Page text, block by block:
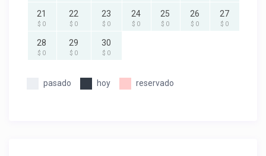
21
$ 0
22
$ 0
23
$ 0
24
$ 0
25
$ 0
26
$ 0
27
$ 0
28
$ 0
29
$ 0
30
$ 0
pasado hoy reservado